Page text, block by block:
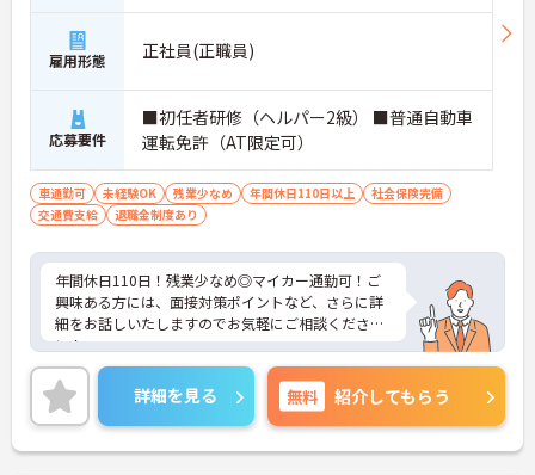
雇用形態 正社員(正職員)
応募要件
■初任者研修（ヘルパー2級） ■普通自動車
運転免許（AT限定可）
車通勤可 未経験OK 残業少なめ 年間休日110日以上
社会保険完備
交通費支給
退職金制度あり
年間休日110日！残業少なめ◎マイカー通勤可！ご
興味ある方には、面接対策ポイントなど、さらに詳
細をお話しいたしますのでお気軽にご相談くださ
い！
詳細を見る 無料 紹介してもらう